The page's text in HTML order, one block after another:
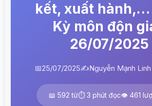
kết, xuất hành,…
Kỳ môn độn
26/07/2025
📅25/07/2025✍️Nguyễn Mạnh Linh
📖 592 từ⏱️ 3 phút đọc👁️ 461